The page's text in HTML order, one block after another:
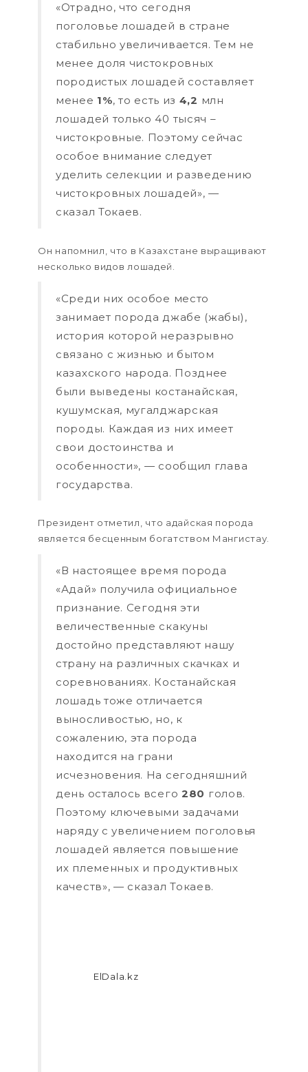
«Отрадно, что сегодня
поголовье лошадей в стране
стабильно увеличивается. Тем не
менее доля чистокровных
породистых лошадей составляет
менее 1%, то есть из 4,2 млн
лошадей только 40 тысяч –
чистокровные. Поэтому сейчас
особое внимание следует
уделить селекции и разведению
чистокровных лошадей», —
сказал Токаев.
Он напомнил, что в Казахстане выращивают
несколько видов лошадей.
«Среди них особое место
занимает порода джабе (жабы),
история которой неразрывно
связано с жизнью и бытом
казахского народа. Позднее
были выведены костанайская,
кушумская, мугалджарская
породы. Каждая из них имеет
свои достоинства и
особенности», — сообщил глава
государства.
Президент отметил, что адайская порода
является бесценным богатством Мангистау.
«В настоящее время порода
«Адай» получила официальное
признание. Сегодня эти
величественные скакуны
достойно представляют нашу
страну на различных скачках и
соревнованиях. Костанайская
лошадь тоже отличается
выносливостью, но, к
сожалению, эта порода
находится на грани
исчезновения. На сегодняшний
день осталось всего 280 голов.
Поэтому ключевыми задачами
наряду с увеличением поголовья
лошадей является повышение
их племенных и продуктивных
качеств», — сказал Токаев.
ElDala.kz